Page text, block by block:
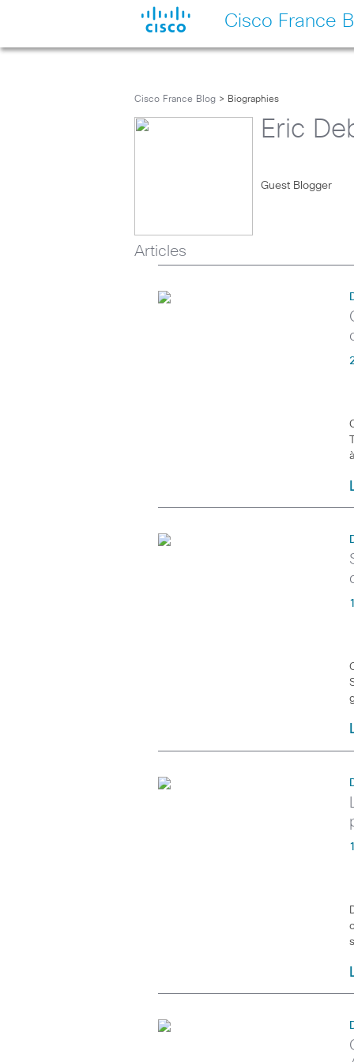
Cisco France
Cisco France Blog > Biographies
Eric
Guest Blogger
Articles